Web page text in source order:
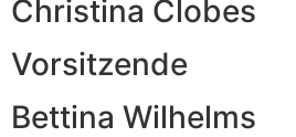
Christina Clobes
Vorsitzende
Bettina Wilhelms